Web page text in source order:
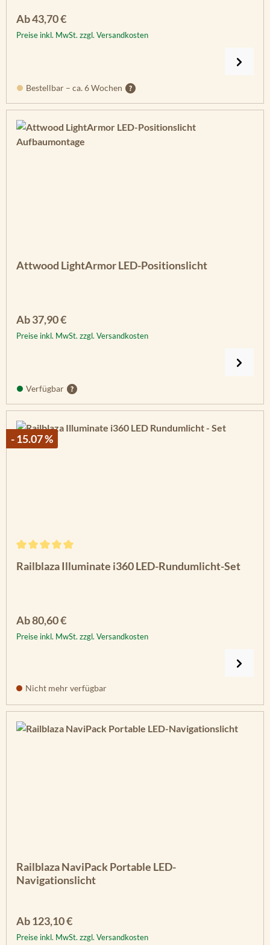
Regulärer Preis:
Ab43,70 €
Preise inkl. MwSt. zzgl. Versandkosten
Bestellbar – ca. 6 Wochen
Attwood LightArmor LED-Positionslicht
Regulärer Preis:
Ab37,90 €
Preise inkl. MwSt. zzgl. Versandkosten
Verfügbar
- 15.07 %
Railblaza Illuminate i360 LED-Rundumlicht-Set
Regulärer Preis:
Ab80,60 €
Preise inkl. MwSt. zzgl. Versandkosten
Nicht mehr verfügbar
Railblaza NaviPack Portable LED-
Navigationslicht
Regulärer Preis:
Ab123,10 €
Preise inkl. MwSt. zzgl. Versandkosten